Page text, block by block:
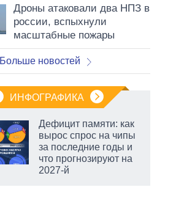
Дроны атаковали два НПЗ в
россии, вспыхнули
масштабные пожары
Больше новостей
ИНФОГРАФИКА
Дефицит памяти: как
вырос спрос на чипы
за последние годы и
что прогнозируют на
2027-й